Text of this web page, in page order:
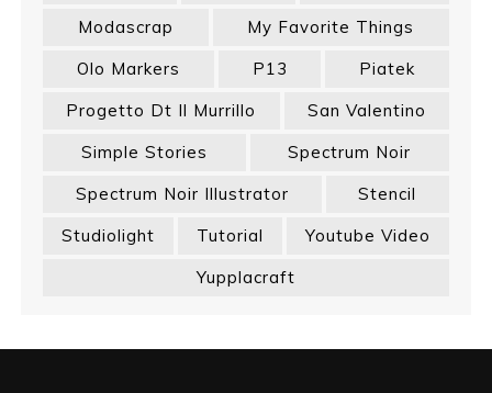
Modascrap
My Favorite Things
Olo Markers
P13
Piatek
Progetto Dt Il Murrillo
San Valentino
Simple Stories
Spectrum Noir
Spectrum Noir Illustrator
Stencil
Studiolight
Tutorial
Youtube Video
Yupplacraft